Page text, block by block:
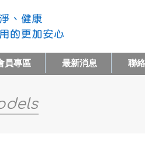
員專區 最新消息 聯